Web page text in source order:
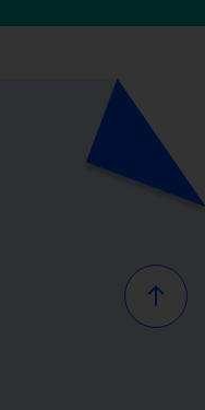
Haut